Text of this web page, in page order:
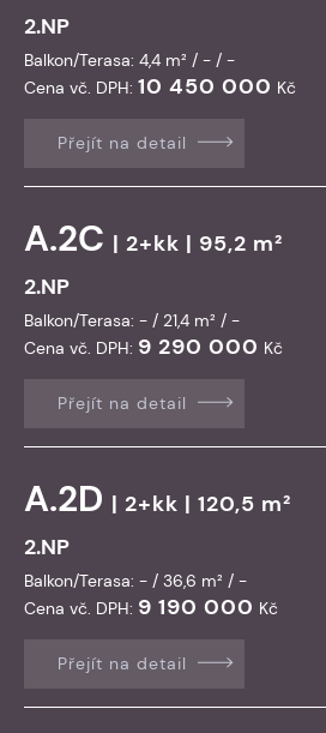
2.NP
Balkon/Terasa: 4,4 m² / - / -
Cena vč. DPH: 10 450 000 Kč
Přejít na detail
A.2C | 2+kk | 95,2 m²
2.NP
Balkon/Terasa: - / 21,4 m² / -
Cena vč. DPH: 9 290 000 Kč
Přejít na detail
A.2D | 2+kk | 120,5 m²
2.NP
Balkon/Terasa: - / 36,6 m² / -
Cena vč. DPH: 9 190 000 Kč
Přejít na detail